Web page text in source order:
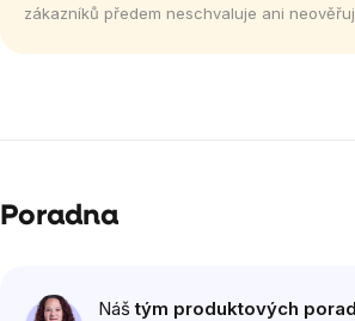
zákazníků předem neschvaluje ani
Poradna
Náštým produktových